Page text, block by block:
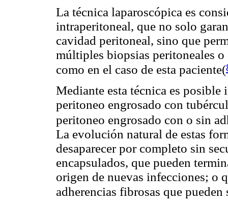
La técnica laparoscópica es
intraperitoneal, que no solo
cavidad peritoneal, sino que
múltiples biopsias peritoneales
como en el caso de esta paciente(
Mediante esta técnica es
peritoneo engrosado con
peritoneo engrosado con o sin
La evolución natural de estas
desaparecer por completo sin
encapsulados, que pueden
origen de nuevas infecciones; o
adherencias fibrosas que